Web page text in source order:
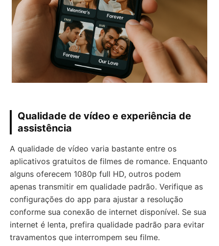
Qualidade de vídeo e experiência de
assistência
A qualidade de vídeo varia bastante entre os
aplicativos gratuitos de filmes de romance. Enquanto
alguns oferecem 1080p full HD, outros podem
apenas transmitir em qualidade padrão. Verifique as
configurações do app para ajustar a resolução
conforme sua conexão de internet disponível. Se sua
internet é lenta, prefira qualidade padrão para evitar
travamentos que interrompem seu filme.